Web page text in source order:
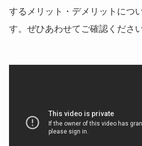
するメリット・デメリットにつ
す。ぜひあわせてご確認ください